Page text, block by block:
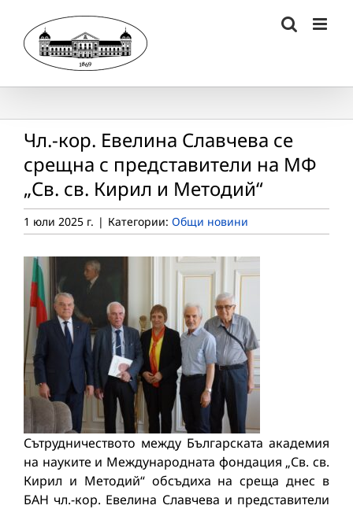
content
Чл.-кор. Евелина Славчева се
срещна с представители на МФ
„Св. св. Кирил и Методий“
1 юли 2025 г. | Категории: Общи новини
Сътрудничеството между Българската академия
на науките и Международната фондация „Св. св.
Кирил и Методий“ обсъдиха на среща днес в
БАН чл.-кор. Евелина Славчева и представители